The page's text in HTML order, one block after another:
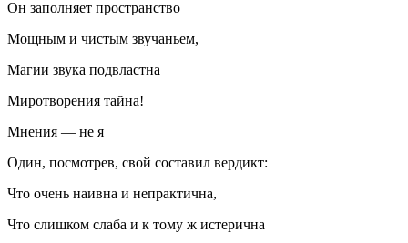
Он заполняет пространство
Мощным и чистым звучаньем,
Магии звука подвластна
Миротворения тайна!
Мнения — не я
Один, посмотрев, свой составил вердикт:
Что очень наивна и непрактична,
Что слишком слаба и к тому ж истерична